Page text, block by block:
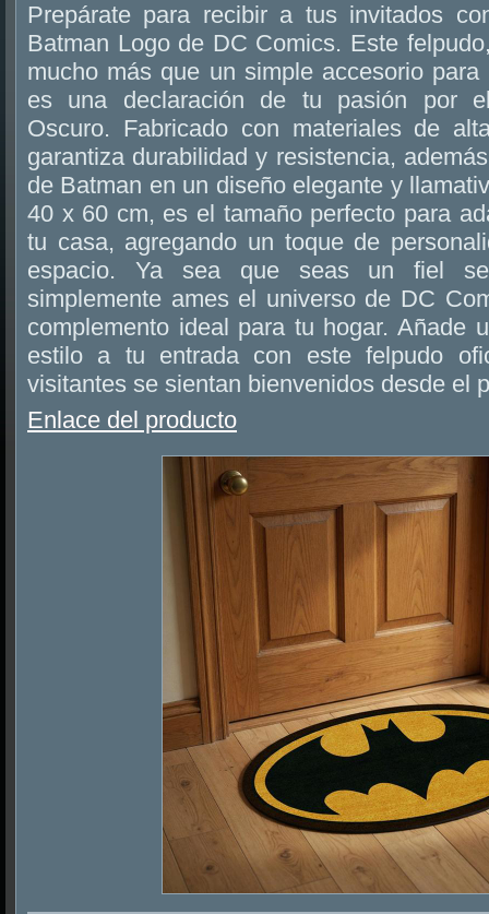
Prepárate para recibir a tus invitados
Batman Logo de DC Comics. Este
mucho más que un simple accesorio
es una declaración de tu pasión por
Oscuro. Fabricado con materiales de
garantiza durabilidad y resistencia,
de Batman en un diseño elegante y
40 x 60 cm, es el tamaño perfecto para
tu casa, agregando un toque de
espacio. Ya sea que seas un fiel
simplemente ames el universo de DC
complemento ideal para tu hogar. Añade
estilo a tu entrada con este felpudo
visitantes se sientan bienvenidos desde el
Enlace del producto